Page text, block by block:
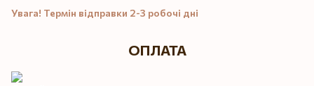
Увага! Термін відправки 2-3 робочі дні
ОПЛАТА